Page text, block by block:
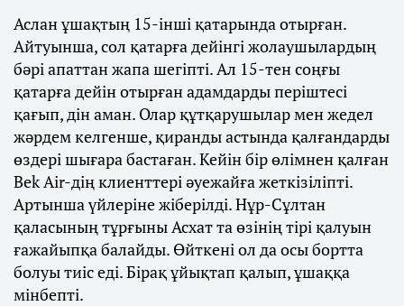
Аслан ұшақтың 15-інші қатарында отырған.
Айтуынша, сол қатарға дейінгі жолаушылардың
бәрі апаттан жапа шегіпті. Ал 15-тен соңғы
қатарға дейін отырған адамдарды періштесі
қағып, дін аман. Олар құтқарушылар мен жедел
жәрдем келгенше, қиранды астында қалғандарды
өздері шығара бастаған. Кейін бір өлімнен қалған
Bek Air-дің клиенттері әуежайға жеткізіліпті.
Артынша үйлеріне жіберілді. Нұр-Сұлтан
қаласының тұрғыны Асхат та өзінің тірі қалуын
ғажайыпқа балайды. Өйткені ол да осы бортта
болуы тиіс еді. Бірақ ұйықтап қалып, ұшаққа
мінбепті.